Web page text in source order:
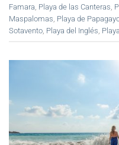
Famara Playa de las Canteras
Maspalomas Playa de
Sotavento Playa del Inglés